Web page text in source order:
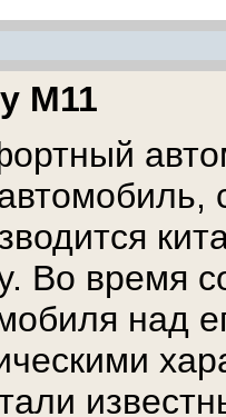
M11
Во время
над